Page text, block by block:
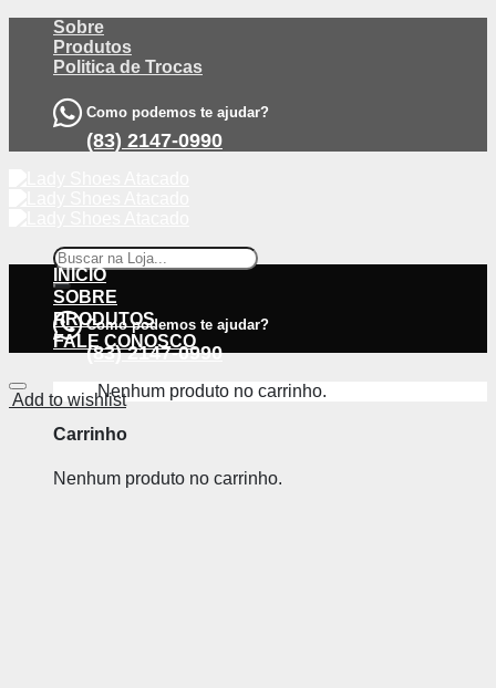
content
Sobre
Produtos
Politica de Trocas
Como podemos te ajudar?
(83) 2147-0990
Pesquisar
por:
Como podemos te ajudar?
(83) 2147-0990
Nenhum produto no carrinho.
Carrinho
Nenhum produto no carrinho.
INÍCIO
SOBRE
PRODUTOS
FALE CONOSCO
Add to wishlist